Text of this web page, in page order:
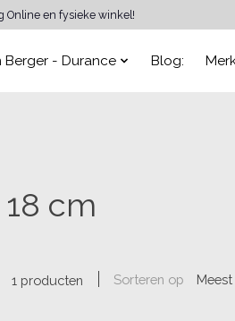
Online en fysieke winkel!
Berger - Durance Blog:
cm
1 producten Sorteren op